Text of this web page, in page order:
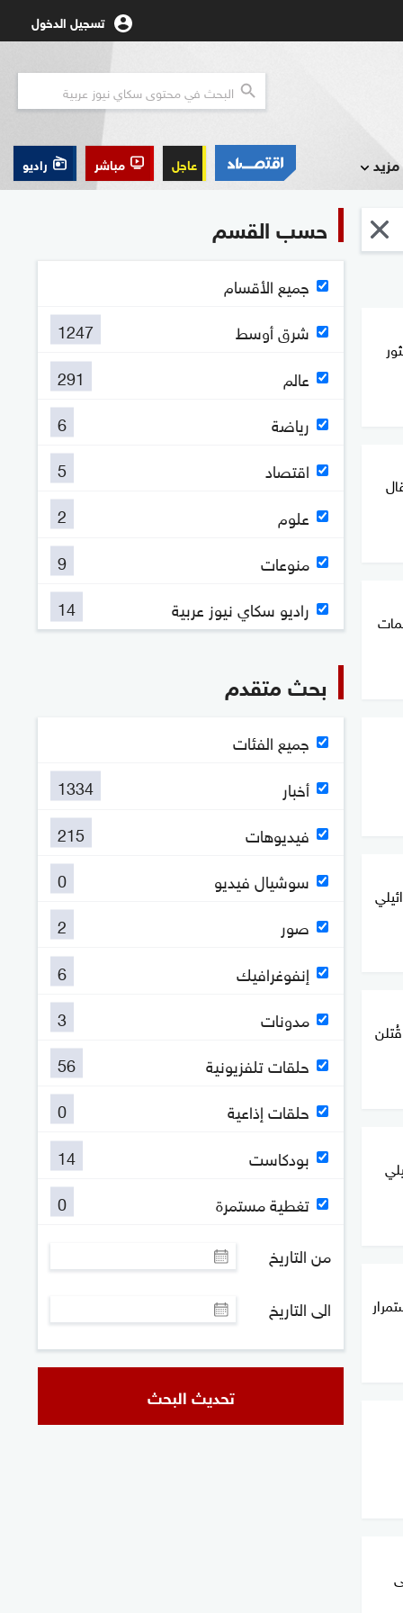
تسجيل الدخول
مزيد عاجل مباشر راديو
قُتلن
حسب القسم
جميع الأقسام
شرق أوسط
1247
عالم
291
رياضة
6
اقتصاد
5
علوم
2
منوعات
9
راديو سكاي نيوز عربية
14
بحث متقدم
جميع الفئات
أخبار
1334
فيديوهات
215
سوشيال فيديو
0
صور
2
إنفوغرافيك
6
مدونات
3
حلقات تلفزيونية
56
حلقات إذاعية
0
بودكاست
14
تغطية مستمرة
0
من التاريخ
الى التاريخ
تحديث البحث